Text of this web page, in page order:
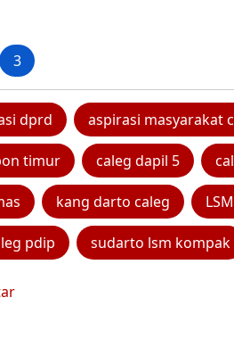
3
dprd aspirasi masyarakat
timur caleg dapil 5
kang darto caleg
pdip sudarto lsm kompak